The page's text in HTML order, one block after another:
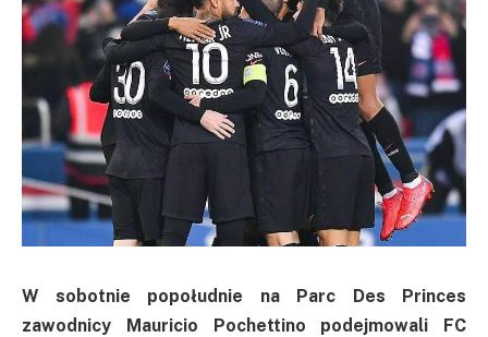
W sobotnie popołudnie na Parc Des Princes
zawodnicy Mauricio Pochettino podejmowali FC